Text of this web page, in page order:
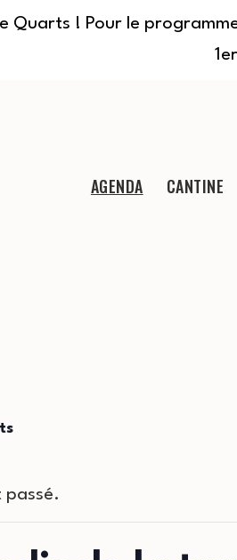
Quarts ! Pour le
AGENDA CANTINE
passé.